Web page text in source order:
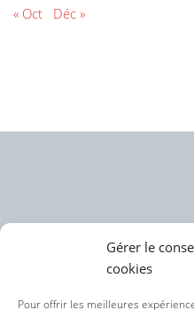
Gérer le
cookies
Pour offrir les meilleures
« Oct Déc »
Politique des cookies